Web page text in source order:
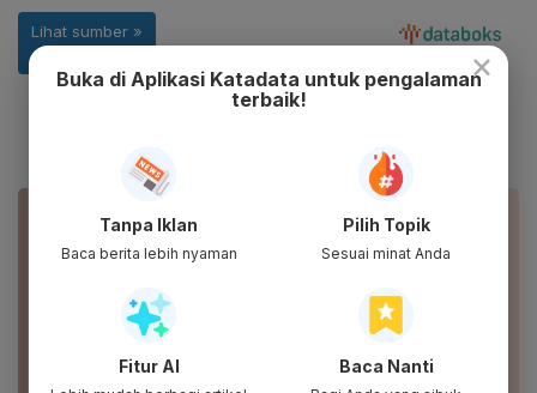
BACA JUGA
Efektivitas Vaksin Bertahan 8 Bulan Tanpa
Booster
Waspadai Lonjakan Covid-19 Jadi Alasan
Penerapan PPKM Level 3
×
Buka di Aplikasi Katadata untuk pengalaman
terbaik!
Tanpa Iklan
Baca berita lebih nyaman
Pilih Topik
Sesuai minat Anda
Fitur AI Baca Nanti